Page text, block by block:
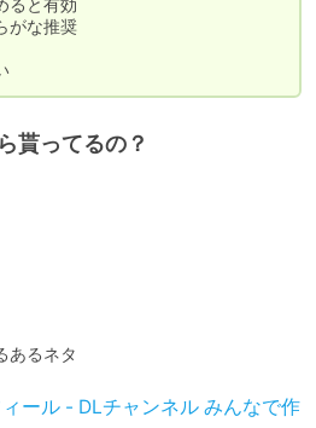
がな推奨
貰ってるの？
あるネタ
ール - DLチャンネル みんなで作